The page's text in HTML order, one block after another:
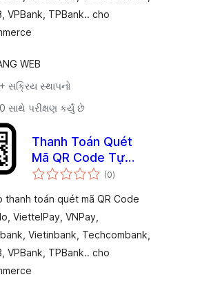
VPBank, TPBank.. cho
WEB
સક્રિય સ્થાપનો
સાથે પરીક્ષણ કર્યું છે
Thanh Toán Quét
Mã QR Code Tự
Động – MoMo,
Vietcombank,
Vietinbank,
Techcombank,
Agribank, ACB, BIDV
(0કુલ
રેટિંગ્સ
)
thanh toán quét mã QR Code
ViettelPay, VNPay,
Vietinbank, Techcombank,
VPBank, TPBank.. cho